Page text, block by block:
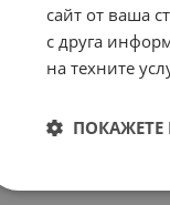
сайт от ваша
с друга
на техните